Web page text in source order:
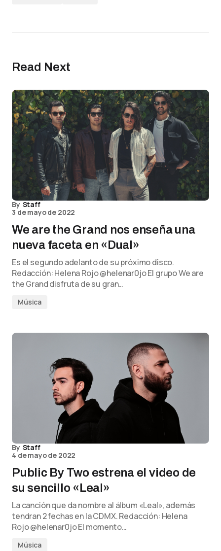
Read Next
By Staff
3 de mayo de 2022
We are the Grand nos enseña una
nueva faceta en «Dual»
Es el segundo adelanto de su próximo disco.
Redacción: Helena Rojo @helenar0jo El grupo We are
the Grand disfruta de su gran…
Música
By Staff
4 de mayo de 2022
Public By Two estrena el video de
su sencillo «Leal»
La canción que da nombre al álbum «Leal», además
tendran 2 fechas en la CDMX. Redacción: Helena
Rojo @helenar0jo El momento…
Música